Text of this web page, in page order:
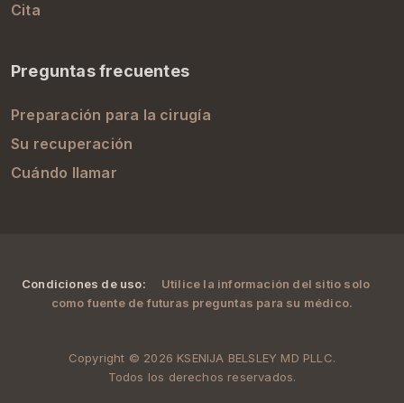
Cita
Preguntas frecuentes
Preparación para la cirugía
Su recuperación
Cuándo llamar
Condiciones de uso:
Utilice la información del sitio solo
como fuente de futuras preguntas para su médico.
Copyright © 2026 KSENIJA BELSLEY MD PLLC.
Todos los derechos reservados.